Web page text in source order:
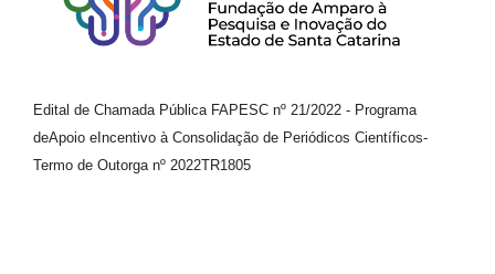
Edital de Chamada Pública FAPESC nº 21/2022 - Programa
deApoio e Incentivo à Consolidação de Periódicos Científicos-
Termo de Outorga nº 2022TR1805